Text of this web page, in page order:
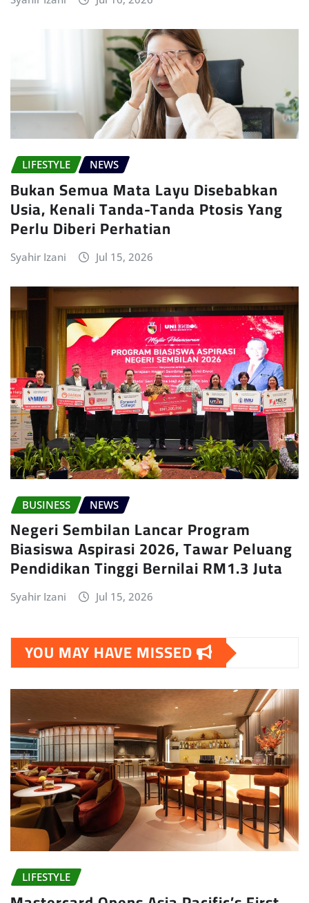
LIFESTYLE NEWS
Bukan Semua Mata Layu Disebabkan
Usia, Kenali Tanda-Tanda Ptosis Yang
Perlu Diberi Perhatian
Syahir Izani Jul 15, 2026
BUSINESS NEWS
Negeri Sembilan Lancar Program
Biasiswa Aspirasi 2026, Tawar Peluang
Pendidikan Tinggi Bernilai RM1.3 Juta
Syahir Izani Jul 15, 2026
YOU MAY HAVE MISSED
LIFESTYLE